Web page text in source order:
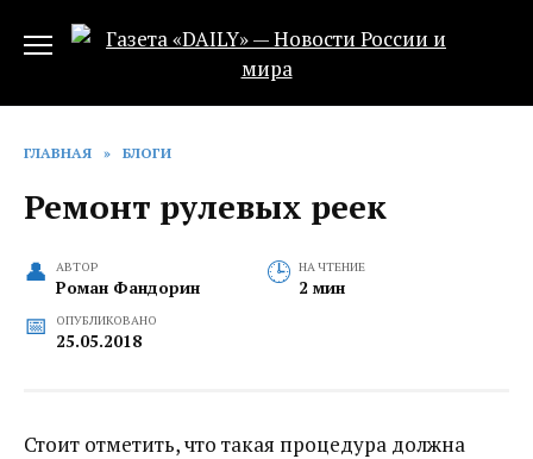
ГЛАВНАЯ » БЛОГИ
Ремонт рулевых реек
АВТОР
Роман Фандорин
НА ЧТЕНИЕ
2 мин
ОПУБЛИКОВАНО
25.05.2018
Стоит отметить, что такая процедура должна